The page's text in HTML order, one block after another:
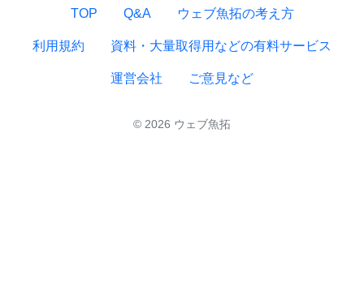
TOP Q&A ウェブ魚拓の考え方
利用規約 資料・大量取得用などの有料サービス
運営会社 ご意見など
© 2026 ウェブ魚拓